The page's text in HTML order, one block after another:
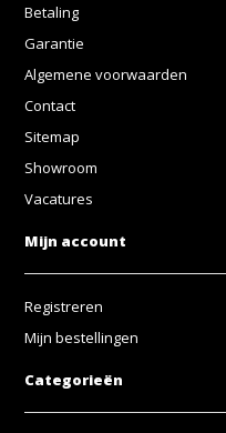
Betaling
Garantie
Algemene voorwaarden
Contact
Sitemap
Showroom
Vacatures
Mijn account
Registreren
Mijn bestellingen
Categorieën